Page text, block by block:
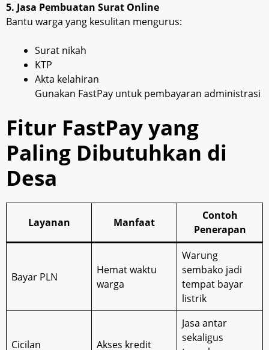
5. Jasa Pembuatan Surat Online
Bantu warga yang kesulitan mengurus:
Surat nikah
KTP
Akta kelahiran
Gunakan FastPay untuk pembayaran administrasi
Fitur FastPay yang
Paling Dibutuhkan di
Desa
Layanan Manfaat
Contoh
Penerapan
Bayar PLN
Hemat waktu
warga
Warung
sembako jadi
tempat bayar
listrik
Cicilan Akses kredit
Jasa antar
sekaligus